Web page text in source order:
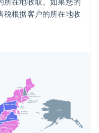
税根据客户的所在地收